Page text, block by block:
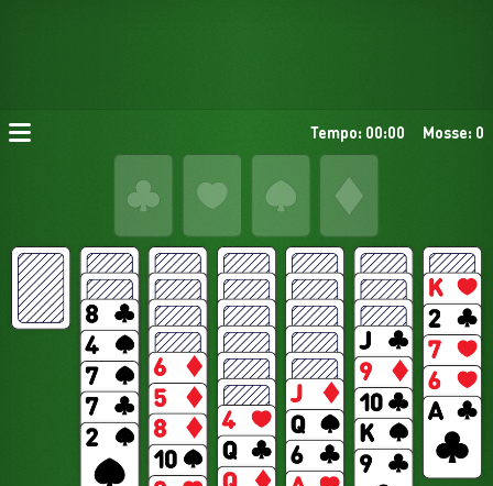
Tempo: 00:00 Mosse: 0